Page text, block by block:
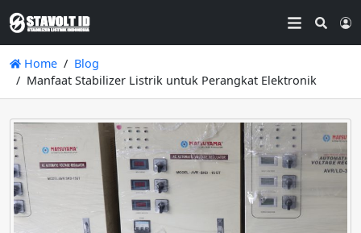
Home
Blog
Manfaat Stabilizer Listrik untuk Perangkat Elektronik